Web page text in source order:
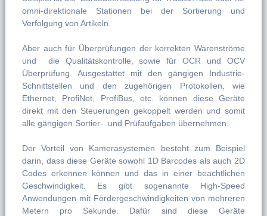
omni-direktionale Stationen bei der Sortierung und
Verfolgung von Artikeln.
Aber auch für Überprüfungen der korrekten Warenströme
und die Qualitätskontrolle, sowie für OCR und OCV
Überprüfung. Ausgestattet mit den gängigen Industrie-
Schnittstellen und den zugehörigen Protokollen, wie
Ethernet, ProfiNet, ProfiBus, etc. können diese Geräte
direkt mit den Steuerungen gekoppelt werden und somit
alle gängigen Sortier- und Prüfaufgaben übernehmen.
Der Vorteil von Kamerasystemen besteht zum Beispiel
darin, dass diese Geräte sowohl 1D Barcodes als auch 2D
Codes erkennen können und das in einer beachtlichen
Geschwindigkeit. Es gibt sogenannte High-Speed
Anwendungen mit Fördergeschwindigkeiten von mehreren
Metern pro Sekunde. Dafür sind diese Geräte